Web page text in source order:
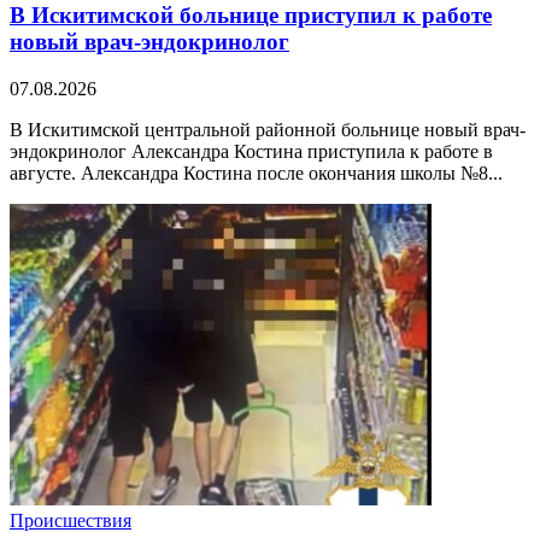
В Искитимской больнице приступил к работе
новый врач-эндокринолог
07.08.2026
В Искитимской центральной районной больнице новый врач-
эндокринолог Александра Костина приступила к работе в
августе. Александра Костина после окончания школы №8...
Происшествия